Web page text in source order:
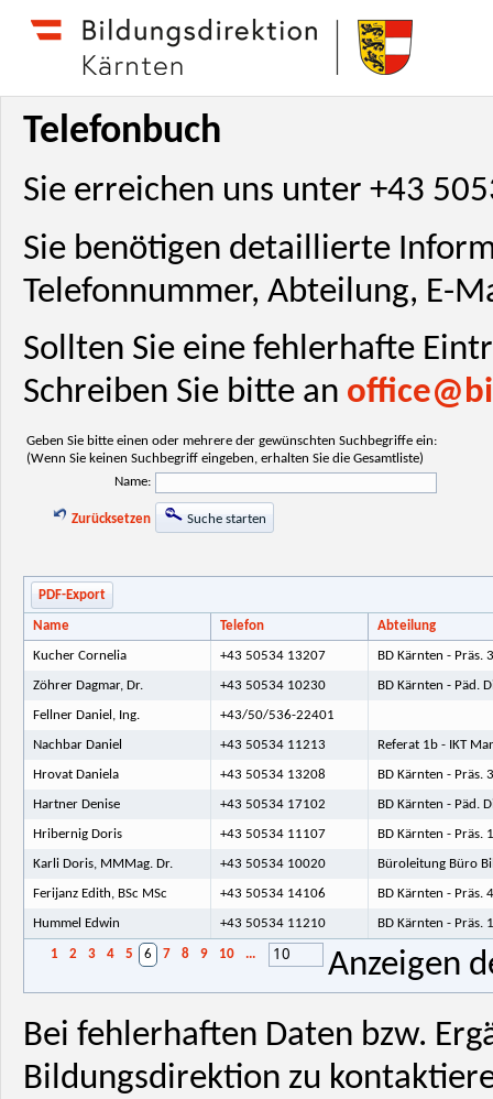
Telefonbuch
Sie erreichen uns unter +43
Sie benötigen detaillierte
Telefonnummer, Abteilung, E-
Sollten Sie eine fehlerhafte
Schreiben Sie bitte an
Geben Sie bitte einen oder mehrere der gewünschten Suchbegriffe ein:
(Wenn Sie keinen Suchbegriff eingeben, erhalten Sie die Gesamtliste)
Name:
Zurücksetzen Suche starten
PDF-Export
Name Telefon Abteilung
Kucher Cornelia +43 50534 13207 BD Kärnten - Präs.
Zöhrer Dagmar, Dr. +43 50534 10230 BD Kärnten - Päd.
Fellner Daniel, Ing. +43/50/536-22401
Nachbar Daniel +43 50534 11213 Referat 1b - IKT
Hrovat Daniela +43 50534 13208 BD Kärnten - Präs.
Hartner Denise +43 50534 17102 BD Kärnten - Päd.
Hribernig Doris +43 50534 11107 BD Kärnten - Präs.
Karli Doris, MMMag. Dr. +43 50534 10020 Büroleitung Büro
Ferijanz Edith, BSc MSc +43 50534 14106 BD Kärnten - Präs.
Hummel Edwin +43 50534 11210 BD Kärnten - Präs.
1 2 3 4 5 6 7 8 9 10 ... 10 Anzeigen
Bei fehlerhaften Daten bzw.
Bildungsdirektion zu